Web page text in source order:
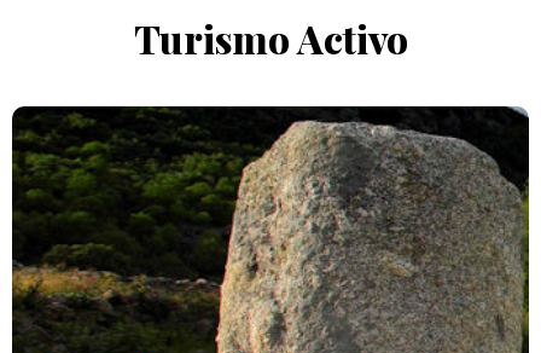
Turismo Activo
Selección de Rutas de Senderismo en la zona de
Fuenterroble de Salvatierra